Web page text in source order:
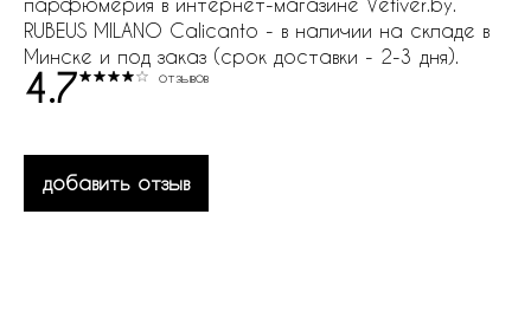
RUBEUS MILANO Calicanto - в наличии на складе в
Минске и под заказ (срок доставки - 2-3 дня).
4.7 отзывов
добавить отзыв